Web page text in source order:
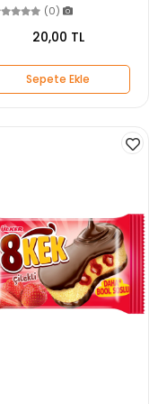
(0)
20,00 TL
Sepete Ekle